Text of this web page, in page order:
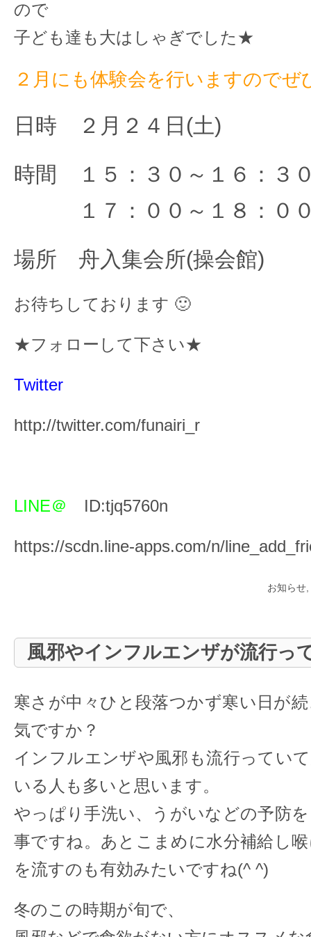
ので
子ども達も大はしゃぎでした★
２月にも体験会を行いますのでぜ
日時 ２月２４日(土)
時間 １５：３０～１６：３
１７：００～１８：００
場所 舟入集会所(操会館)
お待ちしております 🙂
★フォローして下さい★
Twitter
http://twitter.com/funairi_r
LINE＠ ID:tjq5760n
https://scdn.line-apps.com/n/
お知らせ
風邪やインフルエンザが流行っ
寒さが中々ひと段落つかず寒い日が
気ですか？
インフルエンザや風邪も流行ってい
いる人も多いと思います。
やっぱり手洗い、うがいなどの予防
事ですね。あとこまめに水分補給し
を流すのも有効みたいですね(^ ^)
冬のこの時期が旬で、